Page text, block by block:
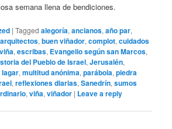
semana llena de bendiciones.
|Tagged alegoría,ancianos,año par,
arquitectos,buen viñador,complot,cuidados
,escribas, Evangelio según san Marcos,
del Pueblo de Israel,Jerusalén,
lagar,multitud anónima,parábola,piedra
,reflexiones diarias,Sanedrín,sumos
,viña,viñador | Leave a reply